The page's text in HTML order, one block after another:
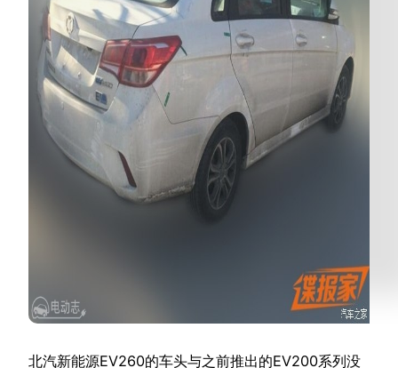
北汽新能源EV260的车头与之前推出的EV200系列没